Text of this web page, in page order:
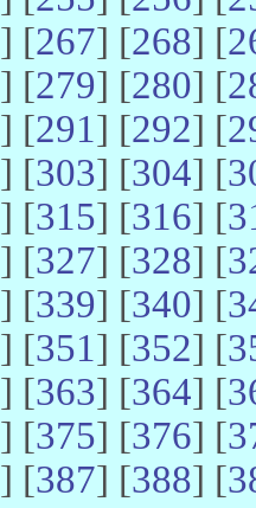
] [267] [268] [
] [279] [280] [
] [291] [292] [
] [303] [304] [
] [315] [316] [
] [327] [328] [
] [339] [340] [
] [351] [352] [
] [363] [364] [
] [375] [376] [
] [387] [388] [